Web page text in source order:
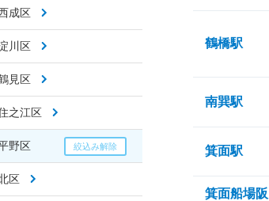
成区
川区
見区
之江区
野区
区
鶴橋駅
南巽駅
箕面駅
箕面船場阪